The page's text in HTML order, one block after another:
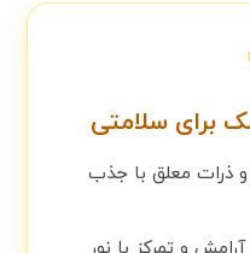
برای سلامتی
ذرات معلق با جذب